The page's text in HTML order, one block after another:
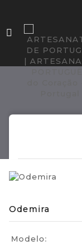
Odemira
Modelo: